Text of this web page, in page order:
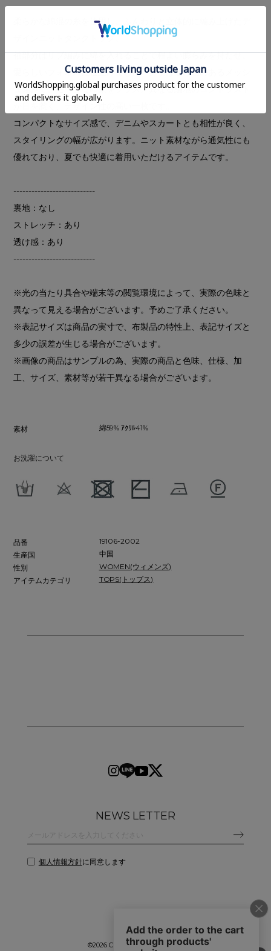
柔らかな綿混の糸を使用し、ふんわりと立体的に編み上げたデ
ザインニットタンクトップ。
袖部分はリブ編みに綿を入れることで程よい膨らみを持たせ、
愛らしいフォルムに仕上げました。身頃は透け感のあるメッシ
ュ編みで、モードな印象をプラス。異なる編地のコントラスト
が目を惹く、デザイン性の高い一枚です。
コンパクトなサイズ感で、デニムやスカートとも相性が良く、
スタイリングの幅が広がります。ニット素材ながら通気性にも
優れており、夏でも快適に着用いただけるアイテムです。
---------------------------
裏地：なし
ストレッチ：あり
透け感：あり
---------------------------
※光の当たり具合や端末等の閲覧環境によって、実際の色味と
異なって見える場合がございます。予めご了承ください。
※表記サイズは商品の実寸で、布製品の特性上、表記サイズと
多少の誤差が生じる場合がございます。
※画像の商品はサンプルの為、実際の商品と色味、仕様、加
工、サイズ、素材等が若干異なる場合がございます。
素材 綿59% ｱｸﾘﾙ41%
お洗濯について
品番
19106-2002
生産国
中国
性別
WOMEN(ウィメンズ)
アイテムカテゴリ
TOPS(トップス)
NEWS LETTER
個人情報方針に同意します
©2026 CLANE DESIGN CO.,LTD